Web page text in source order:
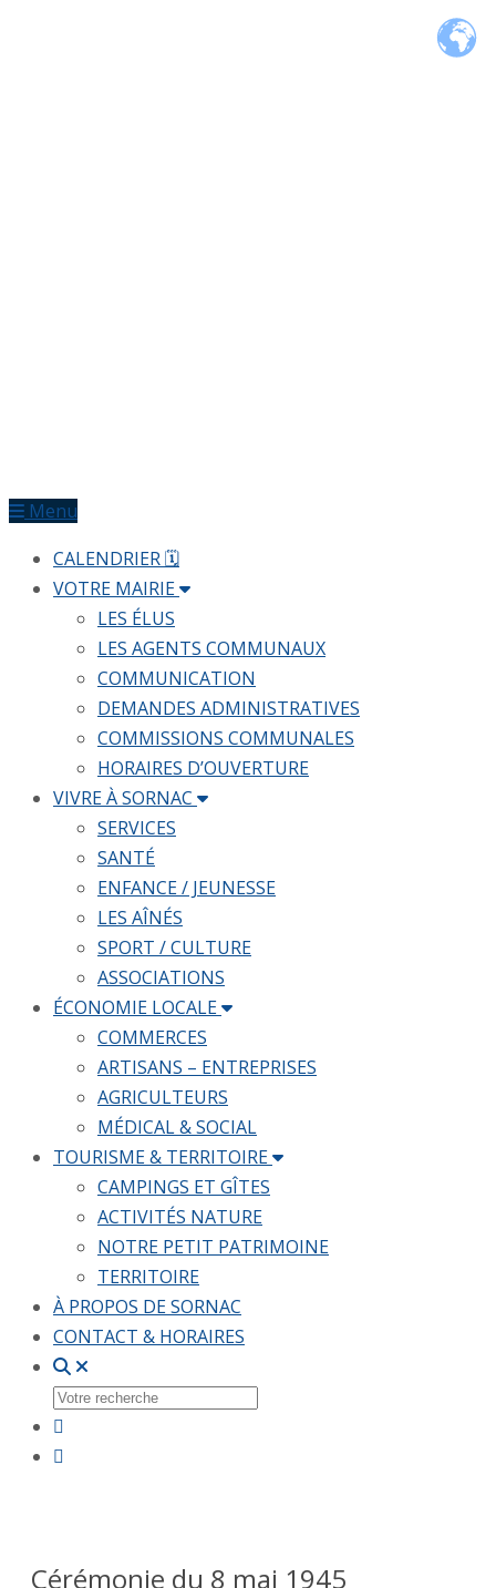
Menu
CALENDRIER 🗓
VOTRE MAIRIE
LES ÉLUS
LES AGENTS COMMUNAUX
COMMUNICATION
DEMANDES ADMINISTRATIVES
COMMISSIONS COMMUNALES
HORAIRES D’OUVERTURE
VIVRE À SORNAC
SERVICES
SANTÉ
ENFANCE / JEUNESSE
LES AÎNÉS
SPORT / CULTURE
ASSOCIATIONS
ÉCONOMIE LOCALE
COMMERCES
ARTISANS – ENTREPRISES
AGRICULTEURS
MÉDICAL & SOCIAL
TOURISME & TERRITOIRE
CAMPINGS ET GÎTES
ACTIVITÉS NATURE
NOTRE PETIT PATRIMOINE
TERRITOIRE
À PROPOS DE SORNAC
CONTACT & HORAIRES
Cérémonie du 8 mai 1945